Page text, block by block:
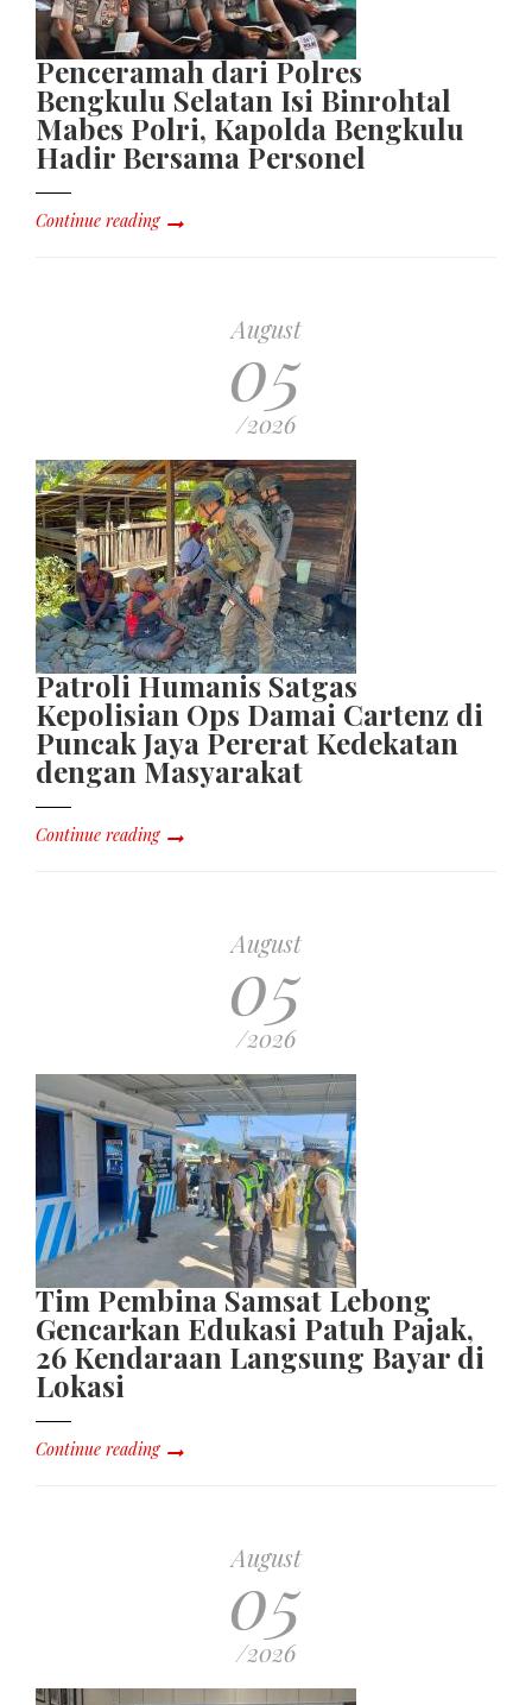
Penceramah dari Polres
Bengkulu Selatan Isi Binrohtal
Mabes Polri, Kapolda Bengkulu
Hadir Bersama Personel
Continue reading
August
05
/2026
Patroli Humanis Satgas
Kepolisian Ops Damai Cartenz di
Puncak Jaya Pererat Kedekatan
dengan Masyarakat
Continue reading
August
05
/2026
Tim Pembina Samsat Lebong
Gencarkan Edukasi Patuh Pajak,
26 Kendaraan Langsung Bayar di
Lokasi
Continue reading
August
05
/2026